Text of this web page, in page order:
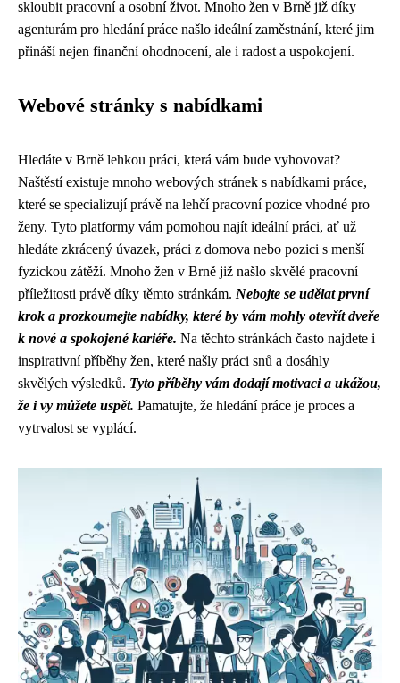
skloubit pracovní a osobní život. Mnoho žen v Brně již díky
agenturám pro hledání práce našlo ideální zaměstnání, které jim
přináší nejen finanční ohodnocení, ale i radost a uspokojení.
Webové stránky s nabídkami
Hledáte v Brně lehkou práci, která vám bude vyhovovat?
Naštěstí existuje mnoho webových stránek s nabídkami práce,
které se specializují právě na lehčí pracovní pozice vhodné pro
ženy. Tyto platformy vám pomohou najít ideální práci, ať už
hledáte zkrácený úvazek, práci z domova nebo pozici s menší
fyzickou zátěží. Mnoho žen v Brně již našlo skvělé pracovní
příležitosti právě díky těmto stránkám. Nebojte se udělat první
krok a prozkoumejte nabídky, které by vám mohly otevřít dveře
k nové a spokojené kariéře. Na těchto stránkách často najdete i
inspirativní příběhy žen, které našly práci snů a dosáhly
skvělých výsledků. Tyto příběhy vám dodají motivaci a ukážou,
že i vy můžete uspět. Pamatujte, že hledání práce je proces a
vytrvalost se vyplácí.